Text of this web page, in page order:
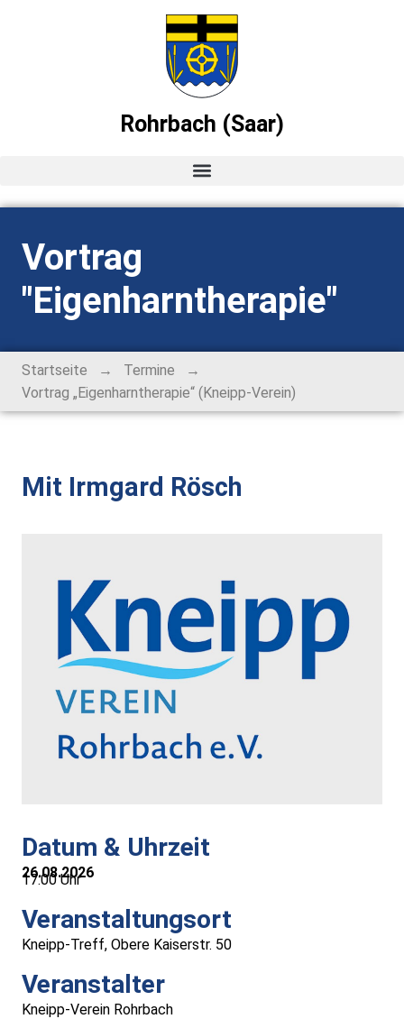
Rohrbach (Saar)
News
Ortsvorsteher-Blog
Termine
Alt-Rohrbach-Fest
Weihnachtsmarkt
Ortsverwaltung
Ortsrat
Vereine
Downloads
Links
Vortrag
"Eigenharntherapie"
Startseite → Termine
→
Vortrag „Eigenharntherapie“ (Kneipp-Verein)
Mit Irmgard Rösch
Datum & Uhrzeit
26.08.2026
17:00 Uhr
Veranstaltungsort
Kneipp-Treff, Obere Kaiserstr. 50
Veranstalter
Kneipp-Verein Rohrbach